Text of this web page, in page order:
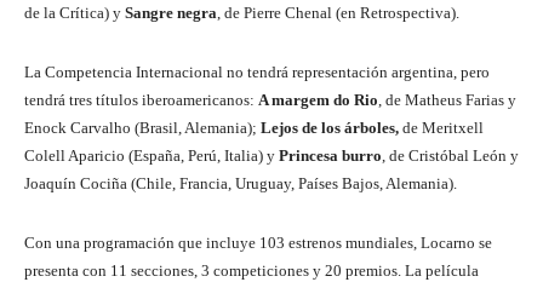
de la Crítica) y Sangre negra, de Pierre Chenal (en Retrospectiva).
La Competencia Internacional no tendrá representación argentina, pero
tendrá tres títulos iberoamericanos: A margem do Rio, de Matheus Farias y
Enock Carvalho (Brasil, Alemania); Lejos de los árboles, de Meritxell
Colell Aparicio (España, Perú, Italia) y Princesa burro, de Cristóbal León y
Joaquín Cociña (Chile, Francia, Uruguay, Países Bajos, Alemania).
Con una programación que incluye 103 estrenos mundiales, Locarno se
presenta con 11 secciones, 3 competiciones y 20 premios. La película